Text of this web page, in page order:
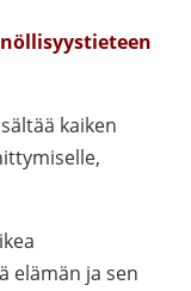
kaiken
elämän ja sen